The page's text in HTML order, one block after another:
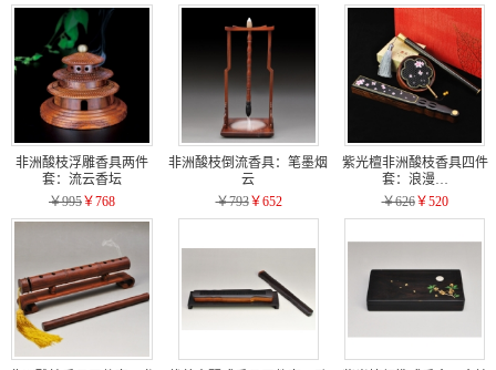
非洲酸枝浮雕香具两件
套：流云香坛
￥995￥768
非洲酸枝倒流香具：笔墨烟
云
￥793￥652
紫光檀非洲酸枝香具四件
套：浪漫…
￥626￥520